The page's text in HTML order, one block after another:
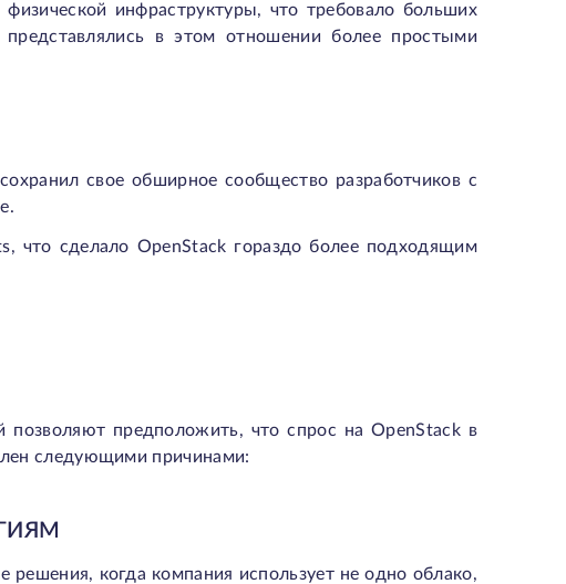
инфраструктуры, что требовало больших
в этом отношении более простыми
свое обширное сообщество разработчиков с
что сделало OpenStack гораздо более подходящим
предположить, что спрос на OpenStack в
следующими причинами:
когда компания использует не одно облако,